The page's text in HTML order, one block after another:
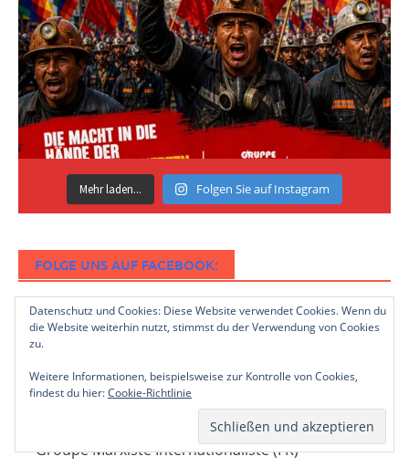
Mehr laden... Folgen Sie auf Instagram
FOLGE UNS AUF FACEBOOK:
DAS COREP
Groupe Marxiste Internationaliste (FR)
Datenschutz und Cookies: Diese Website verwendet Cookies. Wenn du
die Website weiterhin nutzt, stimmst du der Verwendung von Cookies
zu.
Weitere Informationen, beispielsweise zur Kontrolle von Cookies,
findest du hier:Cookie-Richtlinie